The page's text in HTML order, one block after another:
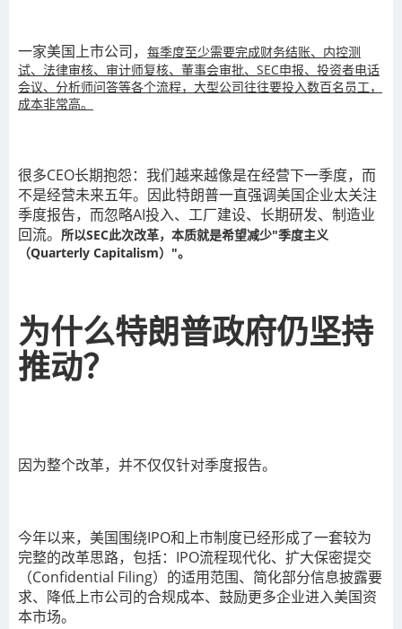
一家美国上市公司， 每季度至少需要完成财务结账、内控测
试、法律审核、审计师复核、董事会审批、SEC申报、投资者电话
会议、分析师问答等各个流程，大型公司往往要投入数百名员工，
成本非常高。
很多CEO长期抱怨：我们越来越像是在经营下一季度，而
不是经营未来五年。因此特朗普一直强调美国企业太关注
季度报告，而忽略AI投入、工厂建设、长期研发、制造业
回流。 所以SEC此次改革，本质就是希望减少"季度主义
（Quarterly Capitalism）"。
为什么特朗普政府仍坚持
推动？
因为整个改革，并不仅仅针对季度报告。
今年以来，美国围绕IPO和上市制度已经形成了一套较为
完整的改革思路，包括：IPO流程现代化、扩大保密提交
（Confidential Filing）的适用范围、简化部分信息披露要
求、降低上市公司的合规成本、鼓励更多企业进入美国资
本市场。